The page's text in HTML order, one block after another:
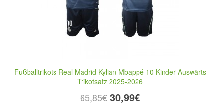
Fußballtrikots Real Madrid Kylian Mbappé 10 Kinder Auswärts
Trikotsatz 2025-2026
65,85€ 30,99€